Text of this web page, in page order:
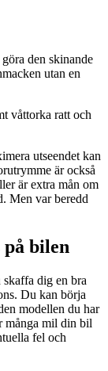
den skinande
utan en
våttorka ratt och
utseendet kan
är också
är extra mån om
Men var beredd
bilen
skaffa dig en bra
Du kan börja
modellen du har
många mil din bil
fel och